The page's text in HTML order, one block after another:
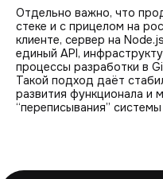
Отдельно важно, что
стеке и с прицелом на
клиенте, сервер на
единый API,
процессы разработки в
Такой подход даёт
развития функционала и
“переписывания”